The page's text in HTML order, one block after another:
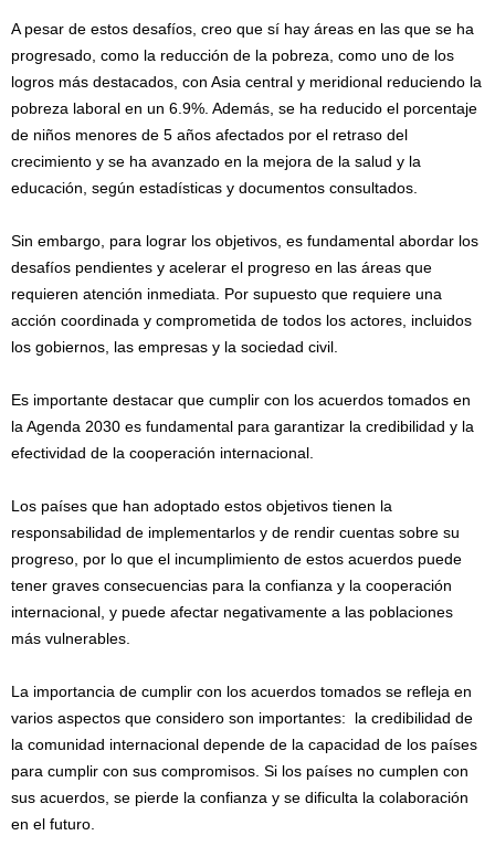
A pesar de estos desafíos, creo que sí hay áreas en las que se ha
progresado, como la reducción de la pobreza, como uno de los
logros más destacados, con Asia central y meridional reduciendo la
pobreza laboral en un 6.9%. Además, se ha reducido el porcentaje
de niños menores de 5 años afectados por el retraso del
crecimiento y se ha avanzado en la mejora de la salud y la
educación, según estadísticas y documentos consultados.
Sin embargo, para lograr los objetivos, es fundamental abordar los
desafíos pendientes y acelerar el progreso en las áreas que
requieren atención inmediata. Por supuesto que requiere una
acción coordinada y comprometida de todos los actores, incluidos
los gobiernos, las empresas y la sociedad civil.
Es importante destacar que cumplir con los acuerdos tomados en
la Agenda 2030 es fundamental para garantizar la credibilidad y la
efectividad de la cooperación internacional.
Los países que han adoptado estos objetivos tienen la
responsabilidad de implementarlos y de rendir cuentas sobre su
progreso, por lo que el incumplimiento de estos acuerdos puede
tener graves consecuencias para la confianza y la cooperación
internacional, y puede afectar negativamente a las poblaciones
más vulnerables.
La importancia de cumplir con los acuerdos tomados se refleja en
varios aspectos que considero son importantes: la credibilidad de
la comunidad internacional depende de la capacidad de los países
para cumplir con sus compromisos. Si los países no cumplen con
sus acuerdos, se pierde la confianza y se dificulta la colaboración
en el futuro.